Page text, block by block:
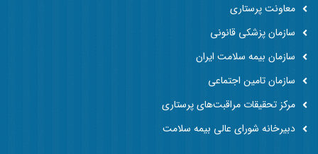
معاونت پرستاری
سازمان پزشکی قانونی
سازمان بیمه سلامت ایران
سازمان تامین اجتماعی
مرکز تحقیقات مراقبت‌های پرستاری
دبیرخانه شورای عالی بیمه سلامت